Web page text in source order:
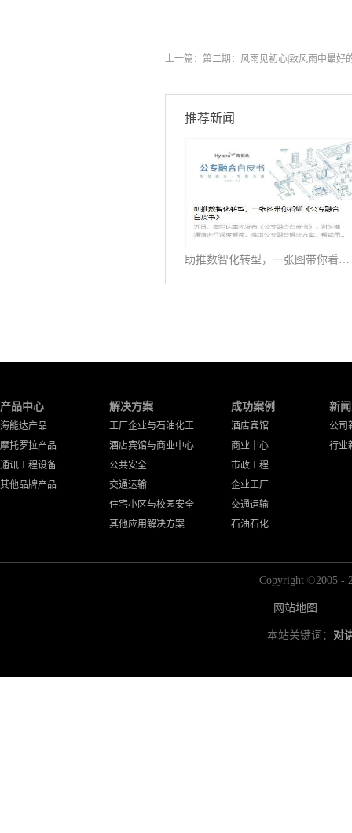
上一篇： 第二期：风雨见初心|致风雨中最好
推荐新闻
助推数智化转型，一张图带你看懂《公专融合白皮书》
产品中心
海能达产品
摩托罗拉产品
通讯工程设备
其他品牌产品
解决方案
工厂企业与石油化工
酒店宾馆与商业中心
公共安全
交通运输
住宅小区与校园安全
其他应用解决方案
成功案例
酒店宾馆
商业中心
市政工程
企业工厂
交通运输
石油石化
新
公司
行业
Copyright ©2005 -
网站地图
本站关键词： 对